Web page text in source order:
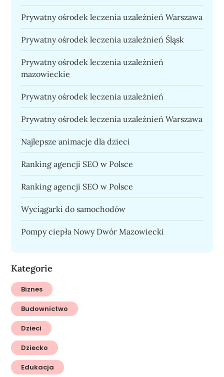
Prywatny ośrodek leczenia uzależnień Warszawa
Prywatny ośrodek leczenia uzależnień Śląsk
Prywatny ośrodek leczenia uzależnień
mazowieckie
Prywatny ośrodek leczenia uzależnień
Prywatny ośrodek leczenia uzależnień Warszawa
Najlepsze animacje dla dzieci
Ranking agencji SEO w Polsce
Ranking agencji SEO w Polsce
Wyciągarki do samochodów
Pompy ciepła Nowy Dwór Mazowiecki
Kategorie
Biznes
Budownictwo
Dzieci
Dziecko
Edukacja